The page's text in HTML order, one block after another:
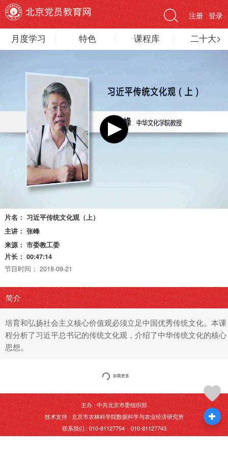
登录
注册
月度学习 特色 课程库 二十大>
片名： 习近平传统文化观（上）
主讲： 张峰
来源： 市委教工委
片长： 00:47:14
节目时间： 2018-09-21
简介
培育和弘扬社会主义核心价值观必须立足中国优秀传统文化。本课
程分析了习近平总书记的传统文化观，介绍了中华传统文化的核心
思想。
加载更多
主办 : 中共北京市委组织部
技术支持 : 北京市农林科学院数据科学与农业经济研究所
联系我们 : 010-81127754 010-81127743